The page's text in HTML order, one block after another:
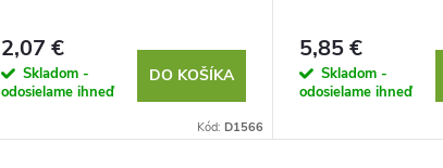
2,07 €
Skladom -
odosielame ihneď
DO KOŠÍKA
Kód: D1566
5,85 €
Skladom -
odosielame ihneď